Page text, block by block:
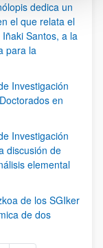
dedica un
el que relata el
Santos, a la
para la
Investigación
en
Investigación
discusión de
elemental
de los SGIker
de dos